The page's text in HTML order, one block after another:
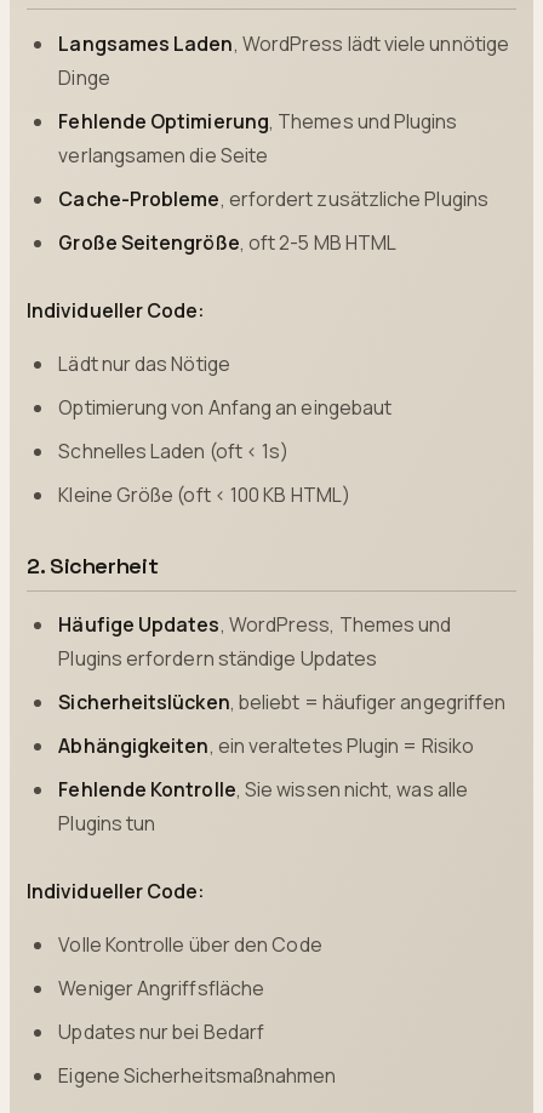
Langsames Laden, WordPress lädt viele unnötige
Dinge
Fehlende Optimierung, Themes und Plugins
verlangsamen die Seite
Cache-Probleme, erfordert zusätzliche Plugins
Große Seitengröße, oft 2-5 MB HTML
Individueller Code:
Lädt nur das Nötige
Optimierung von Anfang an eingebaut
Schnelles Laden (oft < 1s)
Kleine Größe (oft < 100 KB HTML)
2. Sicherheit
Häufige Updates, WordPress, Themes und
Plugins erfordern ständige Updates
Sicherheitslücken, beliebt = häufiger angegriffen
Abhängigkeiten, ein veraltetes Plugin = Risiko
Fehlende Kontrolle, Sie wissen nicht, was alle
Plugins tun
Individueller Code:
Volle Kontrolle über den Code
Weniger Angriffsfläche
Updates nur bei Bedarf
Eigene Sicherheitsmaßnahmen